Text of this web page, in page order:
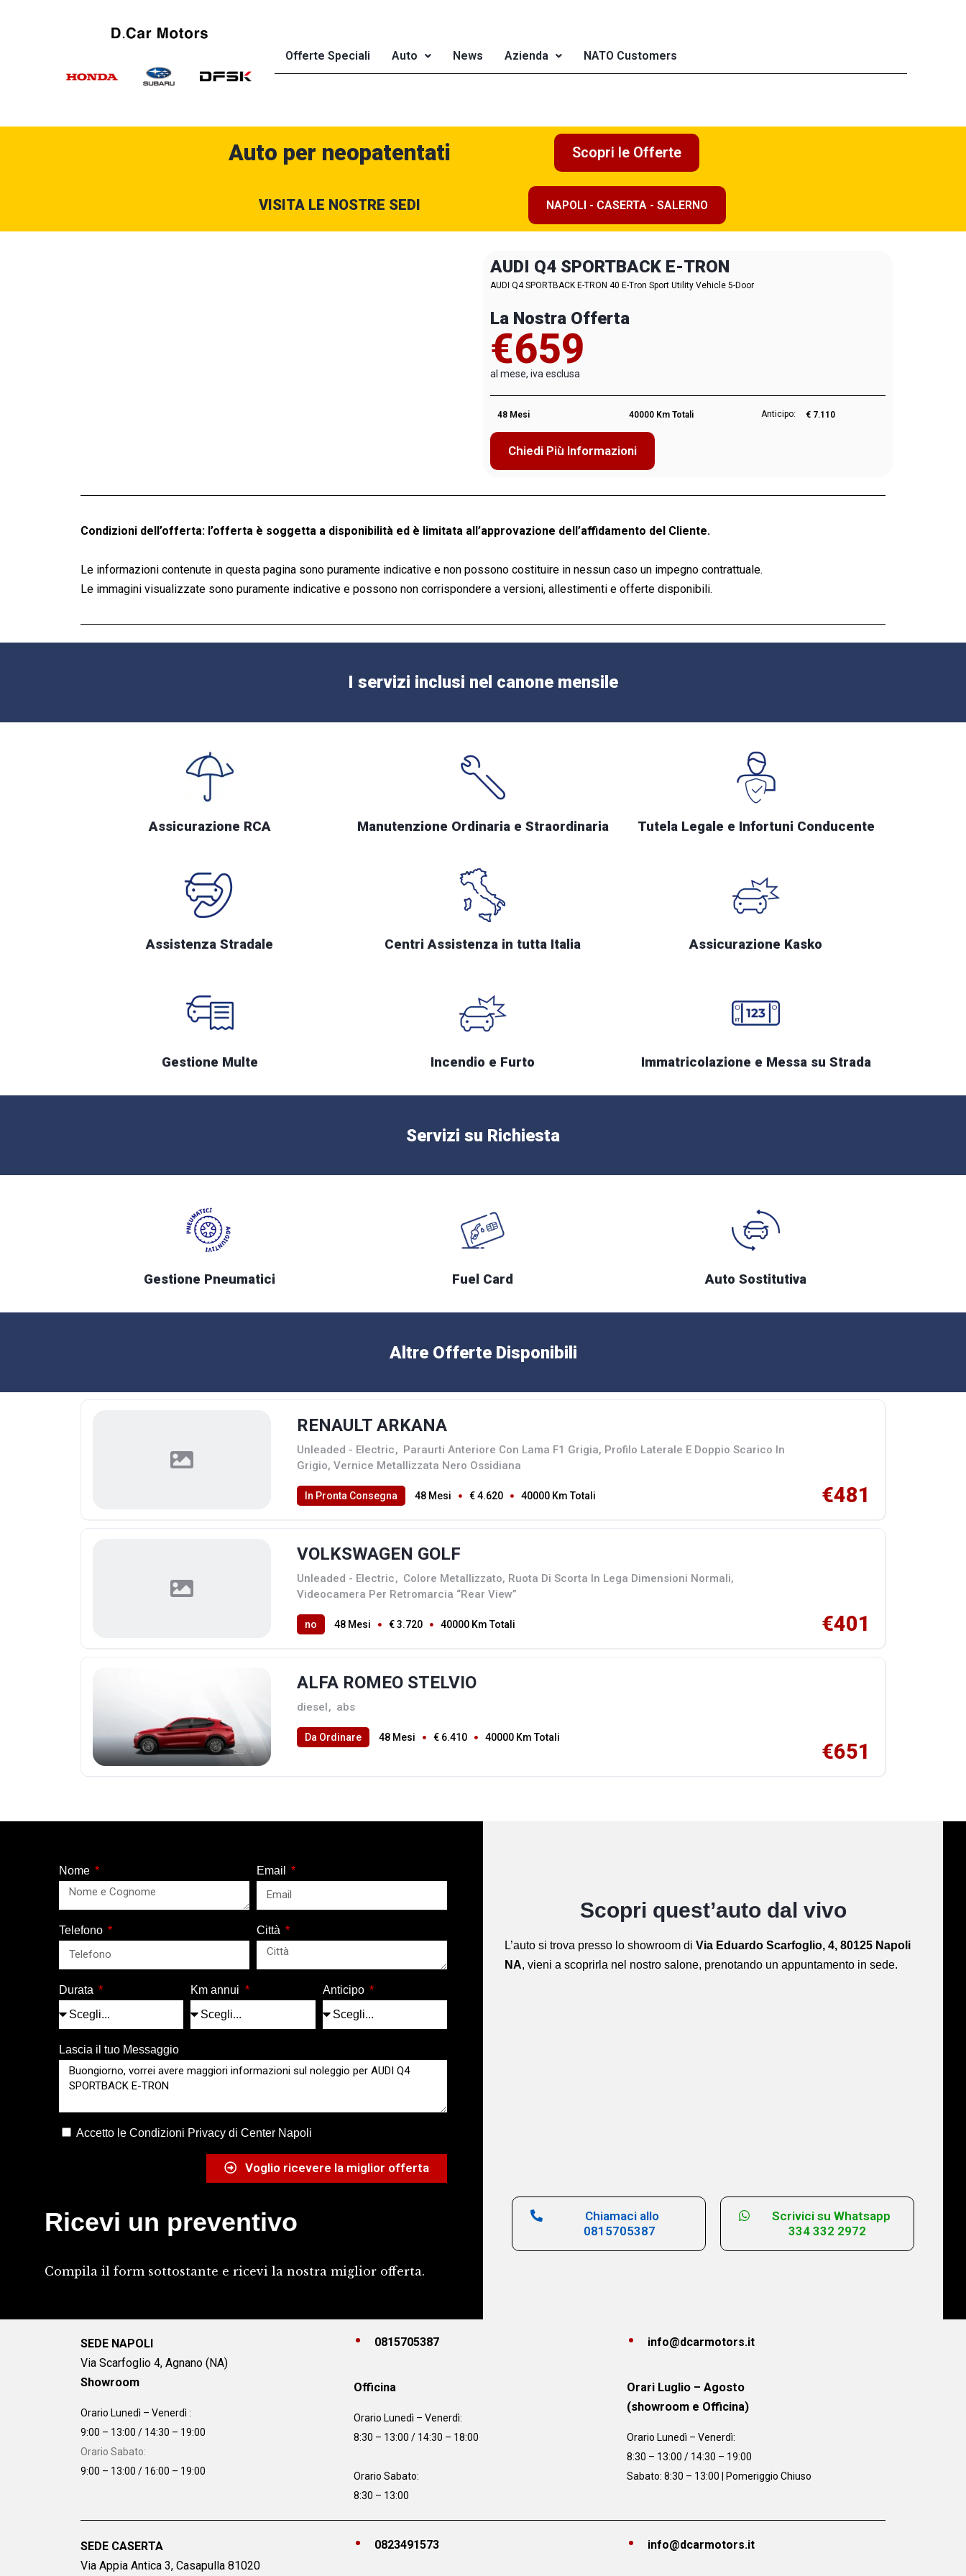
Offerte Speciali Auto News Azienda NATO Customers
Auto per neopatentati Scopri le Offerte
VISITA LE NOSTRE SEDI NAPOLI - CASERTA - SALERNO
AUDI Q4 SPORTBACK E-TRON
AUDI Q4 SPORTBACK E-TRON 40 E-Tron Sport Utility Vehicle 5-Door
La Nostra Offerta
€659
al mese, iva esclusa
48 Mesi 40000 Km Totali Anticipo: € 7.110
Chiedi Più Informazioni
Condizioni dell’offerta: l’offerta è soggetta a disponibilità ed è limitata all’approvazione dell’affidamento del Cliente.
Le informazioni contenute in questa pagina sono puramente indicative e non possono costituire in nessun caso un impegno contrattuale.
Le immagini visualizzate sono puramente indicative e possono non corrispondere a versioni, allestimenti e offerte disponibili.
I servizi inclusi nel canone mensile
Assicurazione RCA Manutenzione Ordinaria e Straordinaria Tutela Legale e Infortuni Conducente
Assistenza Stradale Centri Assistenza in tutta Italia Assicurazione Kasko
Gestione Multe Incendio e Furto Immatricolazione e Messa su Strada
Servizi su Richiesta
Gestione Pneumatici Fuel Card Auto Sostitutiva
Altre Offerte Disponibili
RENAULT ARKANA
Unleaded - Electric, Paraurti Anteriore Con Lama F1 Grigia, Profilo Laterale E Doppio Scarico In
Grigio, Vernice Metallizzata Nero Ossidiana
In Pronta Consegna 48 Mesi € 4.620 40000 Km Totali €481
VOLKSWAGEN GOLF
Unleaded - Electric, Colore Metallizzato, Ruota Di Scorta In Lega Dimensioni Normali,
Videocamera Per Retromarcia “Rear View”
no 48 Mesi € 3.720 40000 Km Totali €401
1
ALFA ROMEO STELVIO
diesel, abs
Da Ordinare 48 Mesi € 6.410 40000 Km Totali
€651
Nome Email
Telefono Città
Durata Km annui Anticipo
Lascia il tuo Messaggio
Accetto le Condizioni Privacy di Center Napoli
Voglio ricevere la miglior offerta
Ricevi un preventivo
Compila il form sottostante e ricevi la nostra miglior offerta.
Scopri quest’auto dal vivo
L’auto si trova presso lo showroom di Via Eduardo Scarfoglio, 4, 80125 Napoli
NA, vieni a scoprirla nel nostro salone, prenotando un appuntamento in sede.
Chiamaci allo
0815705387
Scrivici su Whatsapp
334 332 2972
SEDE NAPOLI
Via Scarfoglio 4, Agnano (NA)
Showroom
Orario Lunedì – Venerdì :
9:00 – 13:00 / 14:30 – 19:00
Orario Sabato:
9:00 – 13:00 / 16:00 – 19:00
0815705387
Officina
Orario Lunedì – Venerdì:
8:30 – 13:00 / 14:30 – 18:00
Orario Sabato:
8:30 – 13:00
info@dcarmotors.it
Orari Luglio – Agosto
(showroom e Officina)
Orario Lunedì – Venerdì:
8:30 – 13:00 / 14:30 – 19:00
Sabato: 8:30 – 13:00 | Pomeriggio Chiuso
SEDE CASERTA
Via Appia Antica 3, Casapulla 81020
0823491573 info@dcarmotors.it